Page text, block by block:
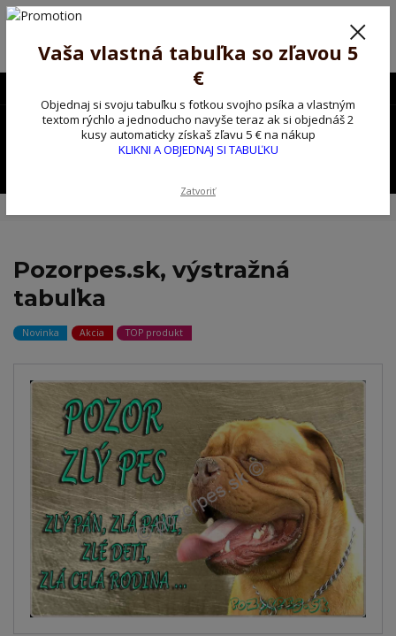
Poprosíme ctených zákazníkov o trpezlivosť, v tomto období máme
Preto sme Vám pripravili malý darček ako ospravedlnenie.
!!! ZĽAVA 5€ na PRVÚ objednávku nad 30€ s kódom pozorpes5 !!!
0,00 EUR
Pozorpes.sk, výstražná
tabuľka
Novinka Akcia TOP produkt
Vaša vlastná tabuľka so zľavou 5
€
Objednaj si svoju tabuľku s fotkou svojho psíka a vlastným
textom rýchlo a jednoducho navyše teraz ak si objednáš 2
kusy automaticky získaš zľavu 5 € na nákup
KLIKNI A OBJEDNAJ SI TABUĽKU
Zatvoriť